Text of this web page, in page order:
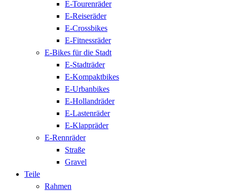
E-Tourenräder
E-Reiseräder
E-Crossbikes
E-Fitnessräder
E-Bikes für die Stadt
E-Stadträder
E-Kompaktbikes
E-Urbanbikes
E-Hollandräder
E-Lastenräder
E-Klappräder
E-Rennräder
Straße
Gravel
Teile
Rahmen